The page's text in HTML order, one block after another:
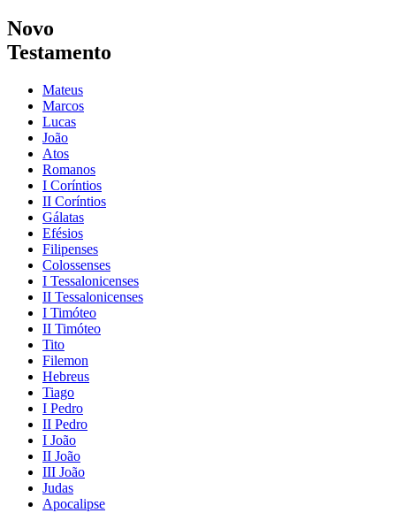
Novo
Testamento
Mateus
Marcos
Lucas
João
Atos
Romanos
I Coríntios
II Coríntios
Gálatas
Efésios
Filipenses
Colossenses
I Tessalonicenses
II Tessalonicenses
I Timóteo
II Timóteo
Tito
Filemon
Hebreus
Tiago
I Pedro
II Pedro
I João
II João
III João
Judas
Apocalipse